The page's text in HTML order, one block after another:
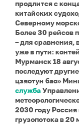
продлится с
китайских
Северному
Более 30 рейсов
– для сравнения,
уже в пути:
Мурманск 18
последуют
цзяотун бао»
служба
2030 году
грузопотока в 20